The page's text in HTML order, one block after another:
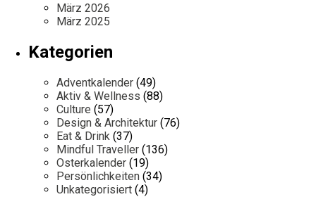
März 2026
März 2025
Kategorien
Adventkalender (49)
Aktiv & Wellness (88)
Culture (57)
Design & Architektur (76)
Eat & Drink (37)
Mindful Traveller (136)
Osterkalender (19)
Persönlichkeiten (34)
Unkategorisiert (4)